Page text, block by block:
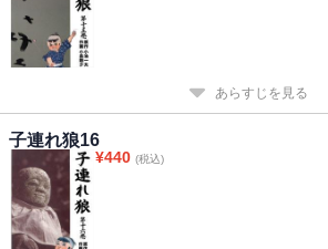
あらすじを見る
子連れ狼16
¥440 (税込)